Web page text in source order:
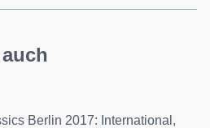
Berlin 2017: International,